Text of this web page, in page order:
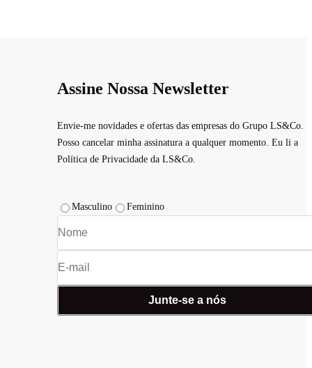
Assine Nossa Newsletter
Envie-me novidades e ofertas das empresas do Grupo LS&Co.
Posso cancelar minha assinatura a qualquer momento. Eu li a
Política de Privacidade da LS&Co.
Masculino Feminino
Junte-se a nós